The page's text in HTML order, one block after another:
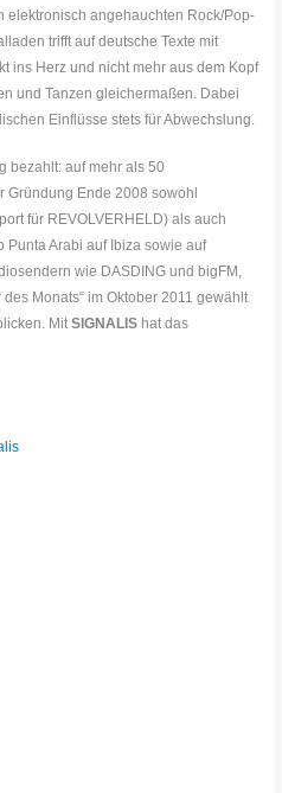
elektronisch angehauchten Rock/Pop-
trifft auf deutsche Texte mit
ins Herz und nicht mehr aus dem Kopf
und Tanzen gleichermaßen. Dabei
Einflüsse stets für Abwechslung.
bezahlt: auf mehr als 50
Ende 2008 sowohl
für REVOLVERHELD) als auch
Arabi auf Ibiza sowie auf
wie DASDING und bigFM,
des Monats“ im Oktober 2011 gewählt
MitSIGNALIS hat das